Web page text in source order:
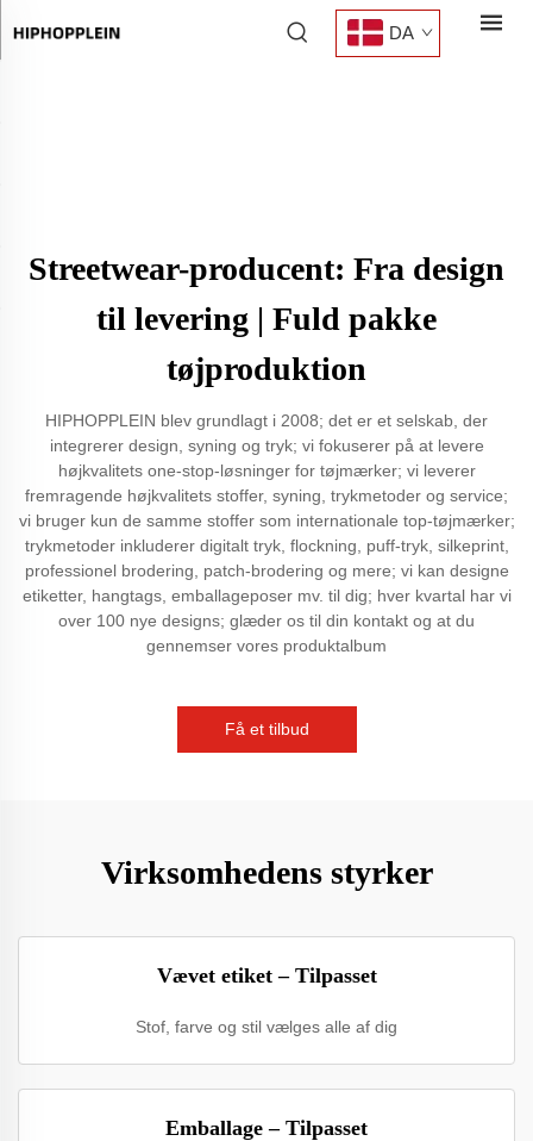
DA
Streetwear-producent: Fra design
til levering | Fuld pakke
tøjproduktion
HIPHOPPLEIN blev grundlagt i 2008; det er et selskab, der
integrerer design, syning og tryk; vi fokuserer på at levere
højkvalitets one-stop-løsninger for tøjmærker; vi leverer
fremragende højkvalitets stoffer, syning, trykmetoder og service;
vi bruger kun de samme stoffer som internationale top-tøjmærker;
trykmetoder inkluderer digitalt tryk, flockning, puff-tryk, silkeprint,
professionel brodering, patch-brodering og mere; vi kan designe
etiketter, hangtags, emballageposer mv. til dig; hver kvartal har vi
over 100 nye designs; glæder os til din kontakt og at du
gennemser vores produktalbum
Få et tilbud
Virksomhedens styrker
Vævet etiket – Tilpasset
Stof, farve og stil vælges alle af dig
Emballage – Tilpasset